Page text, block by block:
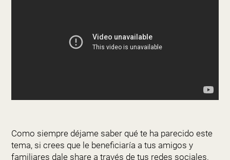
Como siempre déjame saber qué te ha parecido este
tema, si crees que le beneficiaría a tus amigos y
familiares dale share a través de tus redes sociales.